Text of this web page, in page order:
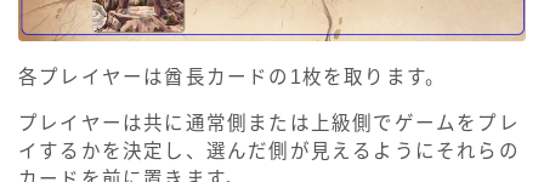
各プレイヤーは酋長カードの1枚を取ります。
プレイヤーは共に通常側または上級側でゲームをプレ
イするかを決定し、選んだ側が見えるようにそれらの